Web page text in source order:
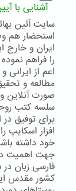
آشنایی با
سایت آئین
استحضار هم
ایران و خارج
را فراهم
اعم از ایرانی
مطالعه و
صورت آنلاین
سلسه کتب
برای توفیق
افزار اسکایپ
خود داشته
جهت اهمیت
فارسی زبان
کشور مقدس